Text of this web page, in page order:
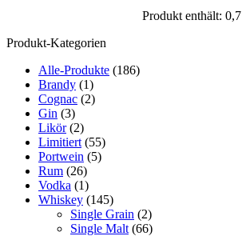
Produkt enthält: 0,7
Produkt-Kategorien
Alle-Produkte (186)
Brandy (1)
Cognac (2)
Gin (3)
Likör (2)
Limitiert (55)
Portwein (5)
Rum (26)
Vodka (1)
Whiskey (145)
Single Grain (2)
Single Malt (66)